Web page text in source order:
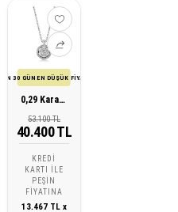
SON 30 GÜN EN DÜŞÜK FİYATI
0,29 Karat Pırlanta Tasarım Kolye
53.100 TL
40.400 TL
KREDI
KARTI ILE
PEŞIN
FIYATINA
13.467 TL x